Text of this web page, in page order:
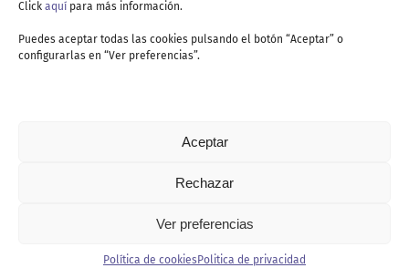
Click aquí para más información.
Puedes aceptar todas las cookies pulsando el botón “Aceptar” o
configurarlas en “Ver preferencias”.
Aceptar
Rechazar
Ver preferencias
Política de cookies Politica de privacidad